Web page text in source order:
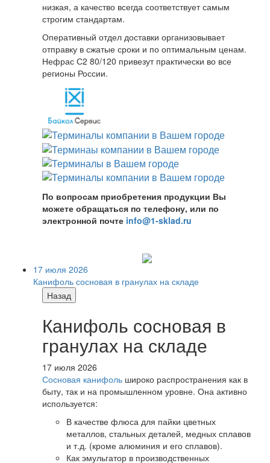
низкая, а качество всегда соответствует самым
строгим стандартам.
Оперативный отдел доставки организовывает
отправку в сжатые сроки и по оптимальным ценам.
Нефрас С2 80/120 привезут практически во все
регионы России.
По вопросам приобретения продукции Вы
можете обращаться по телефону, или по
электронной почте info@1-sklad.ru
17 июля 2026
Канифоль сосновая в гранулах на складе
Назад
Канифоль сосновая в
гранулах на складе
17 июля 2026
Сосновая канифоль широко распространения как в
быту, так и на промышленном уровне. Она активно
используется:
В качестве флюса для пайки цветных
металлов, стальных деталей, медных сплавов
и т.д. (кроме алюминия и его сплавов).
Как эмульгатор в производственных